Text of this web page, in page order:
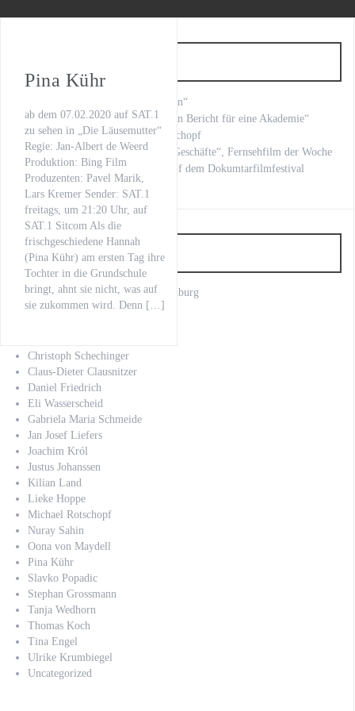
WILSBERG – VATERFREUDEN
Der letzte Beat
Oona von Maydell
Michael Rotschopf und Charlotte Puder
TV-Premiere
„Fritzie – Der Himmel muss warten“
Pina Kühr
ab dem 07.02.2020 auf SAT.1
zu sehen in „Die Läusemutter“
Regie: Jan-Albert de Weerd
Produktion: Bing Film
Produzenten: Pavel Marik,
Lars Kremer Sender: SAT.1
freitags, um 21:20 Uhr, auf
SAT.1 Sitcom Als die
frischgeschiedene Hannah
(Pina Kühr) am ersten Tag ihre
Tochter in die Grundschule
bringt, ahnt sie nicht, was auf
sie zukommen wird. Denn […]
„Fritzie – Der Himmel muss warten“
Kilian Land brilliert in Kafkas „Ein Bericht für eine Akademie“
„LOVE LETTERS“ Michael Rotschopf
mit Stephan Grossmann „Kranke Geschäfte“, Fernsehfilm der Woche
unsere Regisseurin Nuray Sahin auf dem Dokumtarfilmfestival
Artist
Anno Kaspar Friedrich von Heimburg
Axel Prahl
Christoph Schechinger
Claus-Dieter Clausnitzer
Daniel Friedrich
Eli Wasserscheid
Gabriela Maria Schmeide
Jan Josef Liefers
Joachim Król
Justus Johanssen
Kilian Land
Lieke Hoppe
Michael Rotschopf
Nuray Sahin
Oona von Maydell
Pina Kühr
Slavko Popadic
Stephan Grossmann
Tanja Wedhorn
Thomas Koch
Tina Engel
Ulrike Krumbiegel
Uncategorized